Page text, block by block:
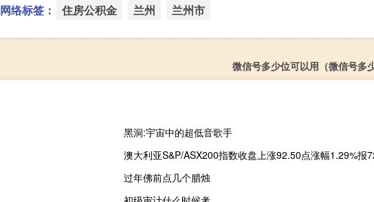
网络标签： 住房公积金 兰州 兰州市
微信号多少位可以用（微信号多
黑洞:宇宙中的超低音歌手
澳大利亚S&P/ASX200指数收盘上涨92.50点涨幅1.29%报
过年佛前点几个腊烛